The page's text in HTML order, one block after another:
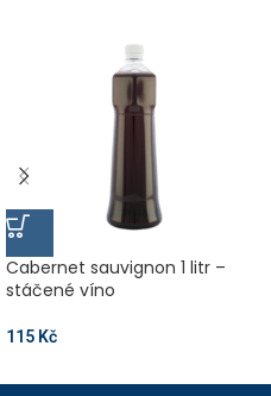
Cabernet sauvignon 1 litr –
stáčené víno
115 Kč